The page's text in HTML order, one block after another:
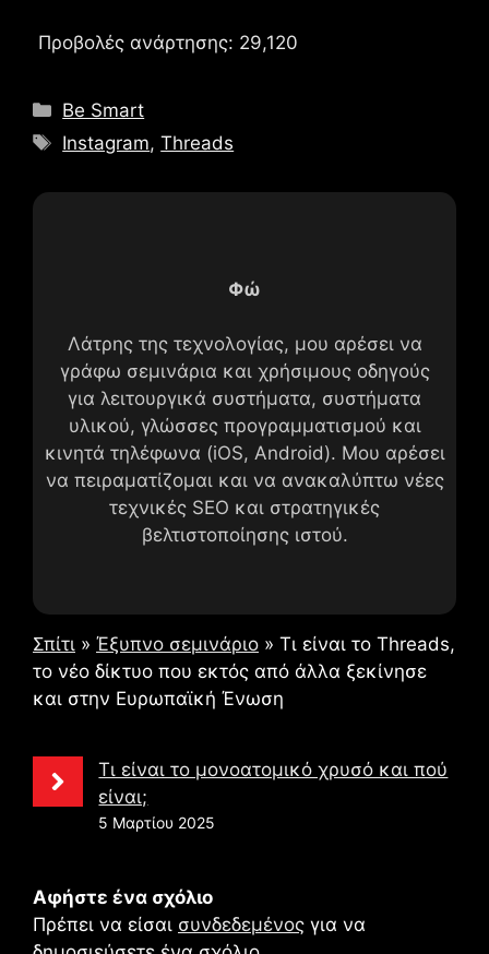
Προβολές ανάρτησης: 29,120
Κατηγορίες
Be Smart
Ετικέτες
Instagram,Threads
Φώ
Λάτρης της τεχνολογίας, μου αρέσει να
γράφω σεμινάρια και χρήσιμους οδηγούς
για λειτουργικά συστήματα, συστήματα
υλικού, γλώσσες προγραμματισμού και
κινητά τηλέφωνα (iOS, Android). Μου αρέσει
να πειραματίζομαι και να ανακαλύπτω νέες
τεχνικές SEO και στρατηγικές
βελτιστοποίησης ιστού.
Σπίτι » Έξυπνο σεμινάριο » Τι είναι το Threads,
το νέο δίκτυο που εκτός από άλλα ξεκίνησε
και στην Ευρωπαϊκή Ένωση
Τι είναι το μονοατομικό χρυσό και πού
είναι;
5 Μαρτίου 2025
Αφήστε ένα σχόλιο
Πρέπει να είσαι συνδεδεμένος για να